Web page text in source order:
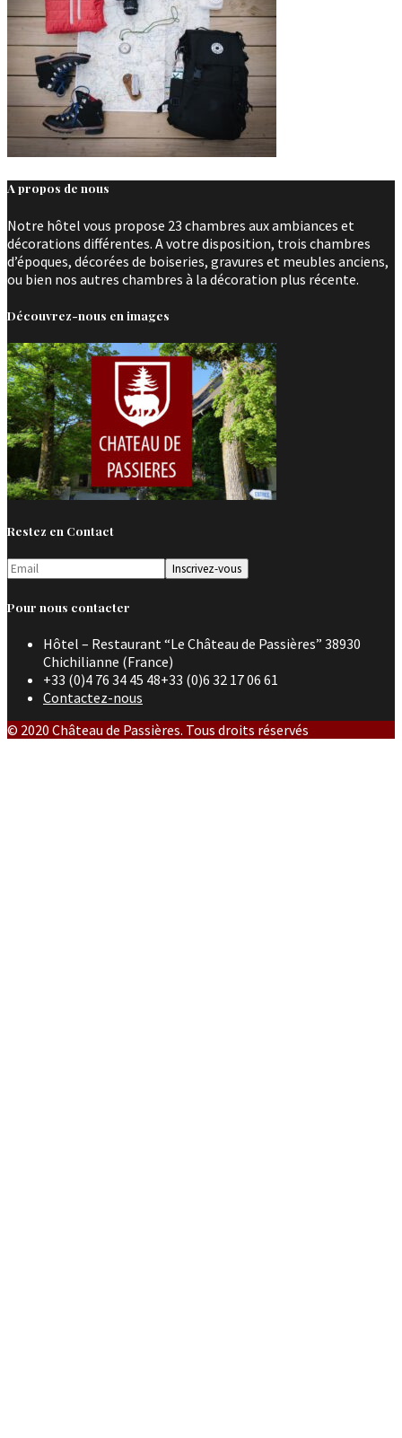
A propos de nous
Notre hôtel vous propose 23 chambres aux ambiances et
décorations différentes. A votre disposition, trois chambres
d’époques, décorées de boiseries, gravures et meubles anciens,
ou bien nos autres chambres à la décoration plus récente.
Découvrez-nous en images
Restez en Contact
Pour nous contacter
Hôtel – Restaurant “Le Château de Passières” 38930
Chichilianne (France)
+33 (0)4 76 34 45 48+33 (0)6 32 17 06 61
Contactez-nous
© 2020 Château de Passières. Tous droits réservés